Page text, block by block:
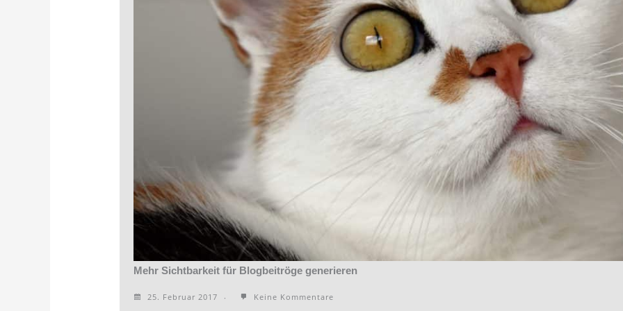
Mehr Sichtbarkeit für Blogbeitröge generieren
25. Februar 2017 Keine Kommentare